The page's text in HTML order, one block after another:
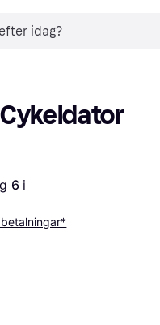
Cykeldator
6 i